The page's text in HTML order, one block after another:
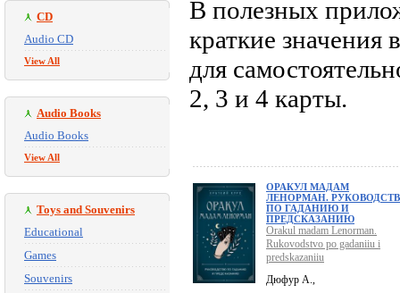
CD
Audio CD
View All
Audio Books
Audio Books
View All
Toys and Souvenirs
Educational
Games
Souvenirs
В полезных
краткие значения
для
2, 3 и 4 карты.
ОРАКУЛ МАДАМ
ЛЕНОРМАН.
ПО ГАДАНИЮ И
ПРЕДСКАЗАНИЮ
Orakul madam Lenorman.
Rukovodstvo po gadaniiu i
predskazaniiu
Дюфур А.,